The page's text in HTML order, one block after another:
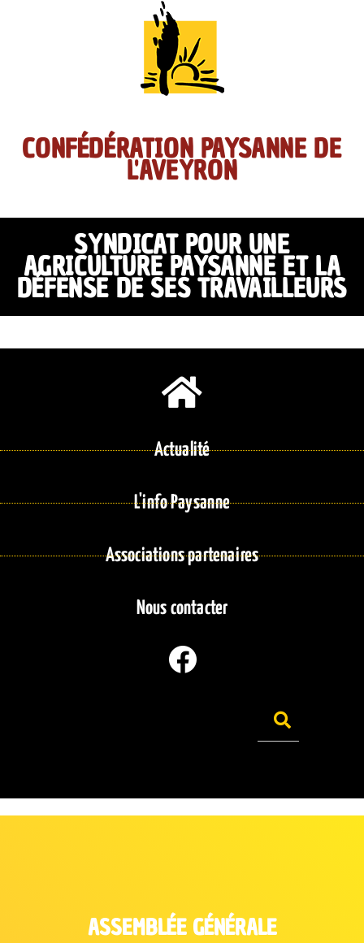
CONFÉDÉRATION PAYSANNE DE
L'AVEYRON
SYNDICAT POUR UNE
AGRICULTURE PAYSANNE ET LA
DÉFENSE DE SES TRAVAILLEURS
Actualité
L'info Paysanne
Associations partenaires
Nous contacter
ASSEMBLÉE GÉNÉRALE